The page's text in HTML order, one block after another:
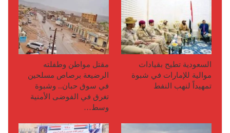
السعودية تطيح بقيادات
موالية للإمارات في شبوة
تمهيداً لنهب النفط
مقتل مواطن وطفلته
الرضيعة برصاص مسلحين
في سوق حبان.. وشبوة
تغرق في الفوضى الأمنية
وسط…